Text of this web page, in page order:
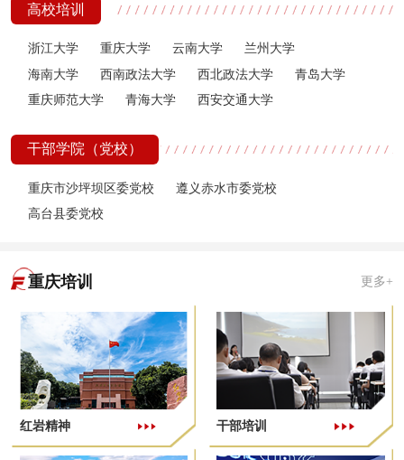
高校培训
浙江大学 重庆大学 云南大学
兰州大学
海南大学
西南政法大学 西北政法大学
青岛大学
重庆师范大学
青海大学 西安交通大学
干部学院（党校）
重庆市沙坪坝区委党校
遵义赤水市委党校
高台县委党校
重庆培训 更多+
红岩精神 干部培训